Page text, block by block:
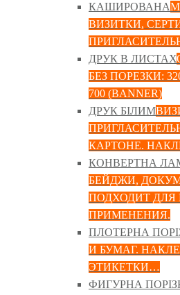
КАШИРОВАНА
ВИЗИТКИ,
ДРУК В ЛИСТАХ
БЕЗ ПОРЕЗКИ:
700 (BANNER)
ДРУК БІЛИМ
КАРТОНЕ.
КОНВЕРТНА
БЕЙДЖИ,
ПОДХОДИТ
ПРИМЕНЕНИЯ.
ПЛОТЕРНА
И БУМАГ.
ЭТИКЕТКИ…
ФИГУРНА